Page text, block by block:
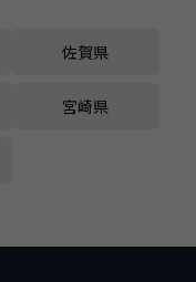
佐賀県
宮崎県